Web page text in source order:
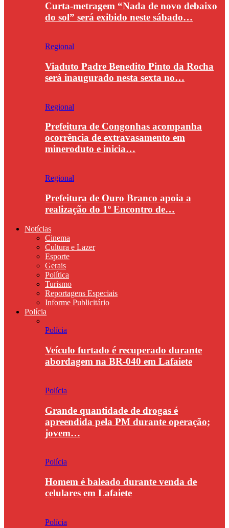
Curta-metragem “Nada de novo debaixo
do sol” será exibido neste sábado…
Regional
Viaduto Padre Benedito Pinto da Rocha
será inaugurado nesta sexta no…
Regional
Prefeitura de Congonhas acompanha
ocorrência de extravasamento em
mineroduto e inicia…
Regional
Prefeitura de Ouro Branco apoia a
realização do 1º Encontro de…
Notícias
Cinema
Cultura e Lazer
Esporte
Gerais
Política
Turismo
Reportagens Especiais
Informe Publicitário
Polícia
Polícia
Veículo furtado é recuperado durante
abordagem na BR-040 em Lafaiete
Polícia
Grande quantidade de drogas é
apreendida pela PM durante operação;
jovem…
Polícia
Homem é baleado durante venda de
celulares em Lafaiete
Polícia